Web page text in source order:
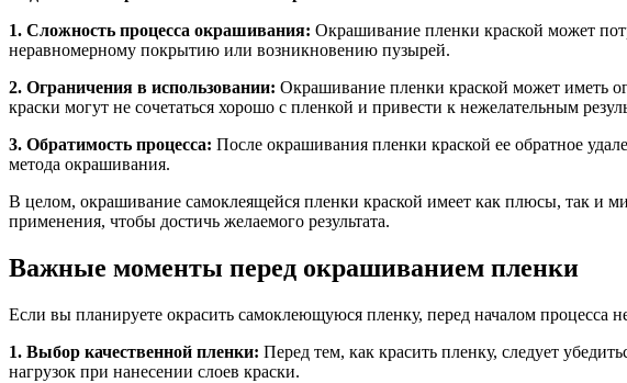
1. Сложность процесса окрашивания: Окрашивание пленки краской может
неравномерному покрытию или возникновению пузырей.
2. Ограничения в использовании: Окрашивание пленки краской может иметь
краски могут не сочетаться хорошо с пленкой и привести к нежелательным
3. Обратимость процесса: После окрашивания пленки краской ее обратное
метода окрашивания.
В целом, окрашивание самоклеящейся пленки краской имеет как плюсы, так и
применения, чтобы достичь желаемого результата.
Важные моменты перед окрашиванием пленки
Если вы планируете окрасить самоклеющуюся пленку, перед началом процесса
1. Выбор качественной пленки: Перед тем, как красить пленку, следует
нагрузок при нанесении слоев краски.